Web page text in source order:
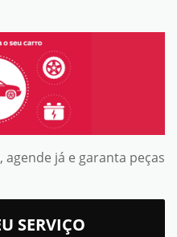
já e garanta peças
SERVIÇO